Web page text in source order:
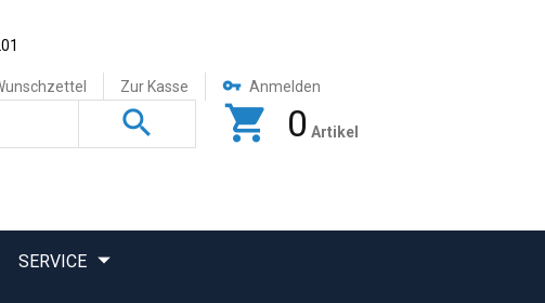
Zur Kasse Anmelden
0 Artikel
SERVICE